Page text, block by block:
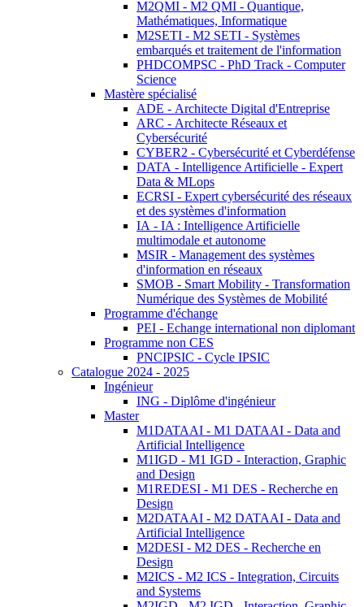
M2QMI - M2 QMI - Quantique,
Mathématiques, Informatique
M2SETI - M2 SETI - Systèmes
embarqués et traitement de l'information
PHDCOMPSC - PhD Track - Computer
Science
Mastère spécialisé
ADE - Architecte Digital d'Entreprise
ARC - Architecte Réseaux et
Cybersécurité
CYBER2 - Cybersécurité et Cyberdéfense
DATA - Intelligence Artificielle - Expert
Data & MLops
ECRSI - Expert cybersécurité des réseaux
et des systèmes d'information
IA - IA : Intelligence Artificielle
multimodale et autonome
MSIR - Management des systèmes
d'information en réseaux
SMOB - Smart Mobility - Transformation
Numérique des Systèmes de Mobilité
Programme d'échange
PEI - Echange international non diplomant
Programme non CES
PNCIPSIC - Cycle IPSIC
Catalogue 2024 - 2025
Ingénieur
ING - Diplôme d'ingénieur
Master
M1DATAAI - M1 DATAAI - Data and
Artificial Intelligence
M1IGD - M1 IGD - Interaction, Graphic
and Design
M1REDESI - M1 DES - Recherche en
Design
M2DATAAI - M2 DATAAI - Data and
Artificial Intelligence
M2DESI - M2 DES - Recherche en
Design
M2ICS - M2 ICS - Integration, Circuits
and Systems